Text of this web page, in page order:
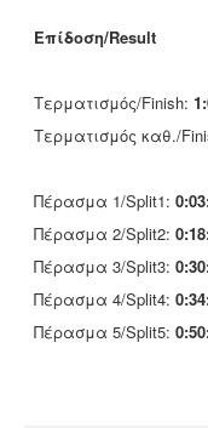
Επίδοση/Result
Τερματισμός/Finish:
Τερματισμός καθ./
Πέρασμα 1/Split1:
Πέρασμα 2/Split2:
Πέρασμα 3/Split3:
Πέρασμα 4/Split4:
Πέρασμα 5/Split5: